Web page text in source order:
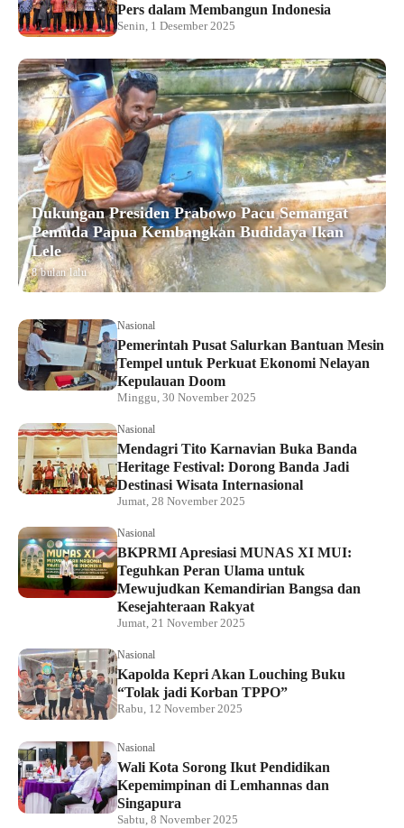
Pers dalam Membangun Indonesia
Senin, 1 Desember 2025
Dukungan Presiden Prabowo Pacu Semangat
Pemuda Papua Kembangkan Budidaya Ikan
Lele
8 bulan lalu
Nasional
Pemerintah Pusat Salurkan Bantuan Mesin
Tempel untuk Perkuat Ekonomi Nelayan
Kepulauan Doom
Minggu, 30 November 2025
Nasional
Mendagri Tito Karnavian Buka Banda
Heritage Festival: Dorong Banda Jadi
Destinasi Wisata Internasional
Jumat, 28 November 2025
Nasional
BKPRMI Apresiasi MUNAS XI MUI:
Teguhkan Peran Ulama untuk
Mewujudkan Kemandirian Bangsa dan
Kesejahteraan Rakyat
Jumat, 21 November 2025
Nasional
Kapolda Kepri Akan Louching Buku
“Tolak jadi Korban TPPO”
Rabu, 12 November 2025
Nasional
Wali Kota Sorong Ikut Pendidikan
Kepemimpinan di Lemhannas dan
Singapura
Sabtu, 8 November 2025